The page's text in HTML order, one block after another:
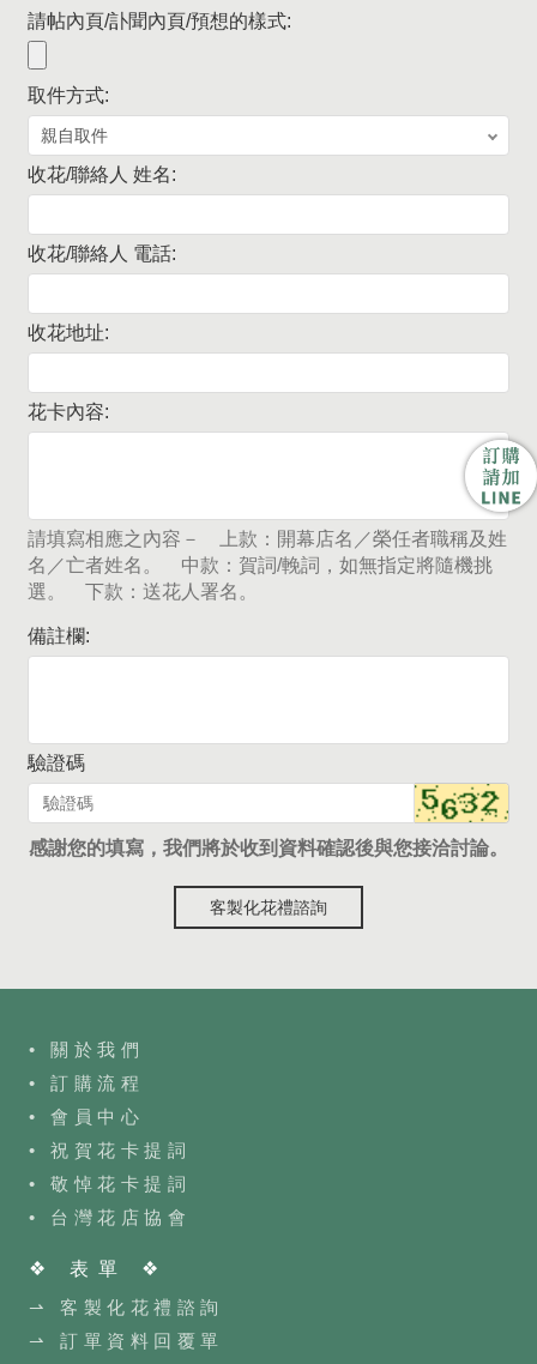
請帖內頁/訃聞內頁/預想的樣式:
取件方式:
收花/聯絡人 姓名:
收花/聯絡人 電話:
收花地址:
花卡內容:
請填寫相應之內容－ 上款：開幕店名／榮任者職稱及姓
名／亡者姓名。 中款：賀詞/輓詞，如無指定將隨機挑
選。 下款：送花人署名。
備註欄:
驗證碼
感謝您的填寫，我們將於收到資料確認後與您接洽討論。
客製化花禮諮詢
• 關於我們
• 訂購流程
• 會員中心
• 祝賀花卡提詞
• 敬悼花卡提詞
• 台灣花店協會
❖ 表單 ❖
⇀ 客製化花禮諮詢
⇀ 訂單資料回覆單